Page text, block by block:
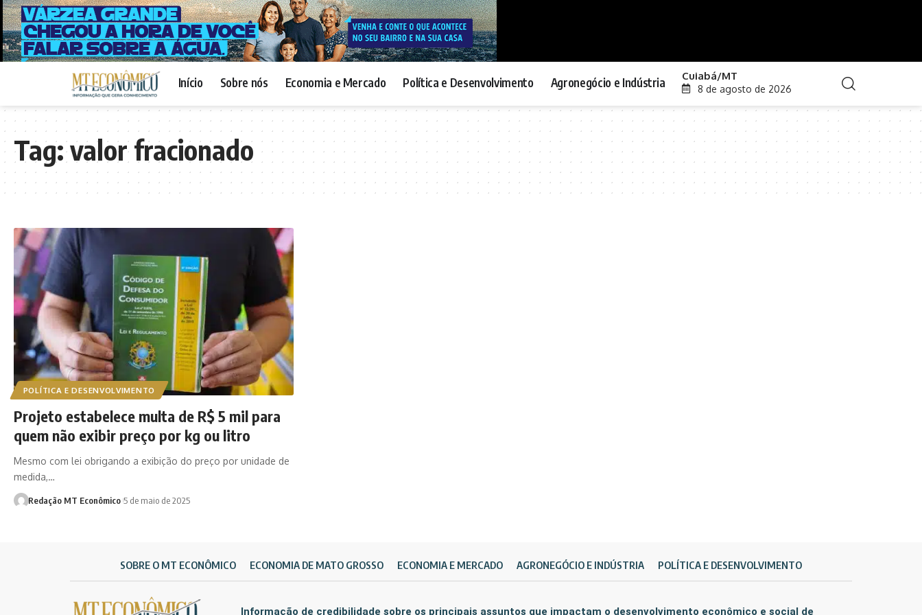
Início Sobre nós Economia e Mercado Política e Desenvolvimento Agronegócio e Indústria Cuiabá/MT
8 de agosto de 2026
Tag:valor fracionado
POLÍTICA E DESENVOLVIMENTO
Projeto estabelece multa de R$ 5 mil para
quem não exibir preço por kg ou litro
Mesmo com lei obrigando a exibição do preço por unidade de
medida,…
Redação MT Econômico 5 de maio de 2025
SOBRE O MT ECONÔMICO ECONOMIA DE MATO GROSSO ECONOMIA E MERCADO AGRONEGÓCIO E INDÚSTRIA POLÍTICA E DESENVOLVIMENTO
Informação de credibilidade sobre os principais assuntos que impactam o desenvolvimento econômico e social de